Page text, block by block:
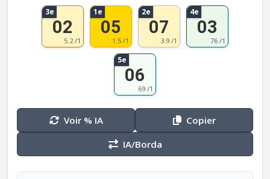
3e
02
5.2 /1
1e
05
1.5 /1
2e
07
3.9 /1
4e
03
76 /1
5e
06
69 /1
Voir % IA
Copier
IA/Borda